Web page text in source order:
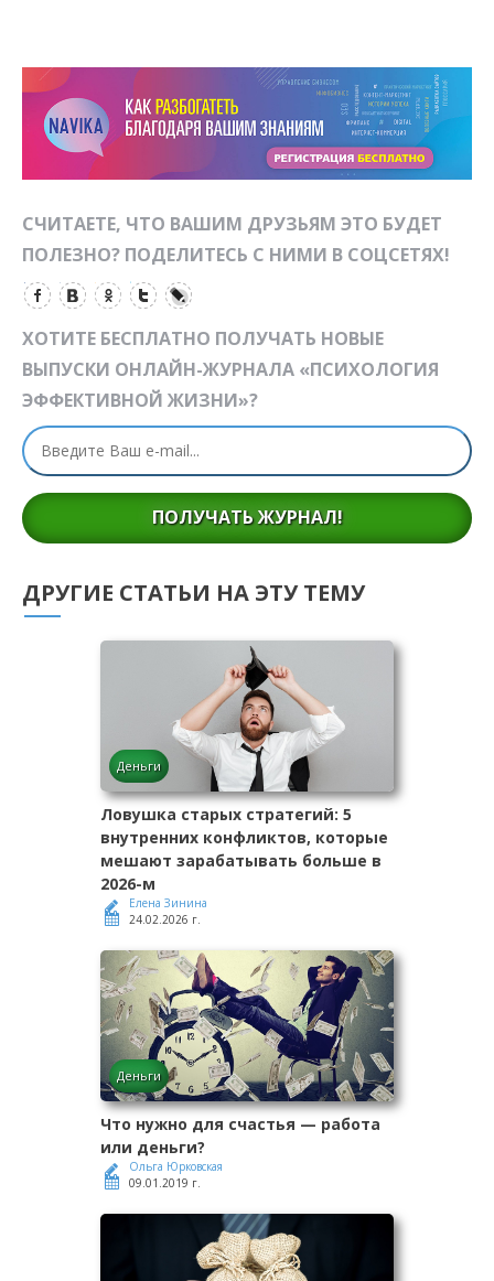
СЧИТАЕТЕ, ЧТО ВАШИМ ДРУЗЬЯМ ЭТО БУДЕТ
ПОЛЕЗНО? ПОДЕЛИТЕСЬ С НИМИ В СОЦСЕТЯХ!
ХОТИТЕ БЕСПЛАТНО ПОЛУЧАТЬ НОВЫЕ
ВЫПУСКИ ОНЛАЙН-ЖУРНАЛА «ПСИХОЛОГИЯ
ЭФФЕКТИВНОЙ ЖИЗНИ»?
ПОЛУЧАТЬ ЖУРНАЛ!
ДРУГИЕ СТАТЬИ НА ЭТУ ТЕМУ
Деньги
Ловушка старых стратегий: 5
внутренних конфликтов, которые
мешают зарабатывать больше в
2026-м
Елена Зинина
24.02.2026 г.
Деньги
Что нужно для счастья — работа
или деньги?
Ольга Юрковская
09.01.2019 г.